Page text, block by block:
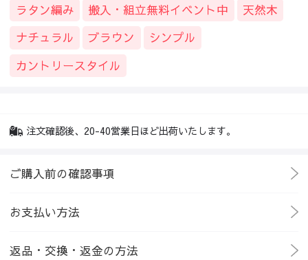
ラタン編み
搬入・組立無料イベント中
天然木
ナチュラル
ブラウン
シンプル
カントリースタイル
注文確認後、20-40営業日ほど出荷いたします。
ご購入前の確認事項
お支払い方法
返品・交換・返金の方法